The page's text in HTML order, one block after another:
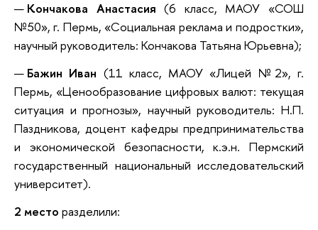
Кончакова Анастасия (6 класс, МАОУ «СОШ
№50», г. Пермь, «Социальная реклама и подростки»,
научный руководитель: Кончакова Татьяна Юрьевна);
Бажин Иван (11 класс, МАОУ «Лицей №2», г.
Пермь, «Ценообразование цифровых валют: текущая
ситуация и прогнозы», научный руководитель: Н.П.
Паздникова, доцент кафедры предпринимательства
и экономической безопасности, к.э.н. Пермский
государственный национальный исследовательский
университет).
2 место разделили: